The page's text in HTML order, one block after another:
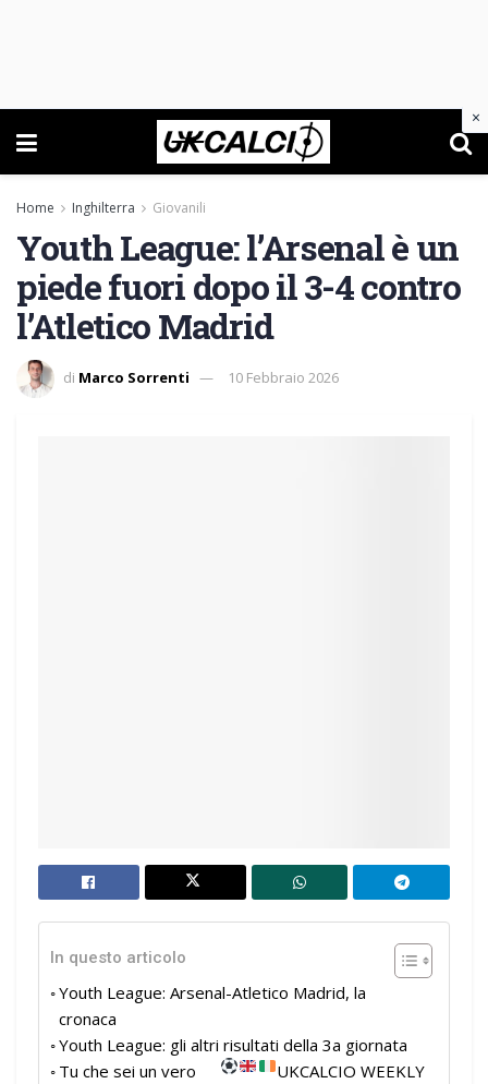
Home Inghilterra Giovanili
Youth League: l’Arsenal è un
piede fuori dopo il 3-4 contro
l’Atletico Madrid
di Marco Sorrenti 10 Febbraio 2026
In questo articolo
Youth League: Arsenal-Atletico Madrid, la
cronaca
Youth League: gli altri risultati della 3a giornata
Tu che sei un vero
UKCALCIO WEEKLY
×